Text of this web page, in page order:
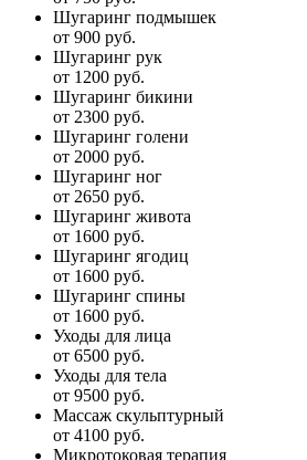
Шугаринг подмышек
от 900 руб.
Шугаринг рук
от 1200 руб.
Шугаринг бикини
от 2300 руб.
Шугаринг голени
от 2000 руб.
Шугаринг ног
от 2650 руб.
Шугаринг живота
от 1600 руб.
Шугаринг ягодиц
от 1600 руб.
Шугаринг спины
от 1600 руб.
Уходы для лица
от 6500 руб.
Уходы для тела
от 9500 руб.
Массаж скульптурный
от 4100 руб.
Микротоковая терапия